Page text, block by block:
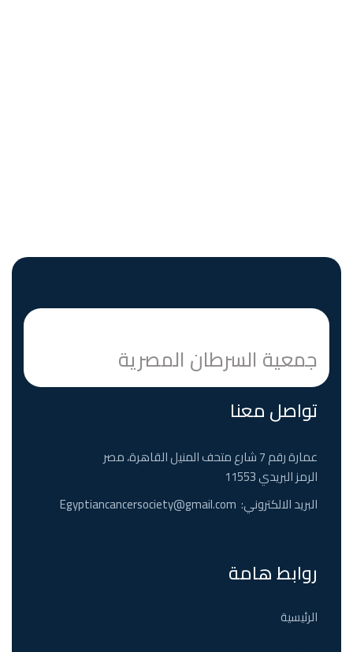
جمعية السرطان المصرية
تواصل معنا
عمارة رقم 7 شارع متحف المنيل القاهرة، مصر
الرمز البريدي 11553
البريد الالكتروني: Egyptiancancersociety@gmail.com
روابط هامة
الرئيسية